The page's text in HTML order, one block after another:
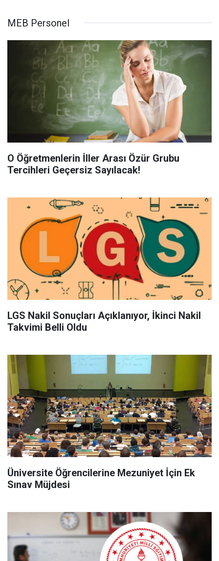
MEB Personel
O Öğretmenlerin İller Arası Özür Grubu
Tercihleri Geçersiz Sayılacak!
LGS Nakil Sonuçları Açıklanıyor, İkinci Nakil
Takvimi Belli Oldu
Üniversite Öğrencilerine Mezuniyet İçin Ek
Sınav Müjdesi